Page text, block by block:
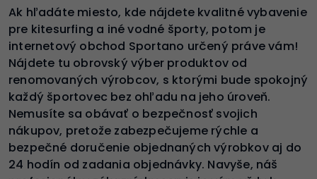
Ak hľadáte miesto, kde nájdete kvalitné vybavenie
pre kitesurfing a iné vodné športy, potom je
internetový obchod Sportano určený práve vám!
Nájdete tu obrovský výber produktov od
renomovaných výrobcov, s ktorými bude spokojný
každý športovec bez ohľadu na jeho úroveň.
Nemusíte sa obávať o bezpečnosť svojich
nákupov, pretože zabezpečujeme rýchle a
bezpečné doručenie objednaných výrobkov aj do
24 hodín od zadania objednávky. Navyše, náš